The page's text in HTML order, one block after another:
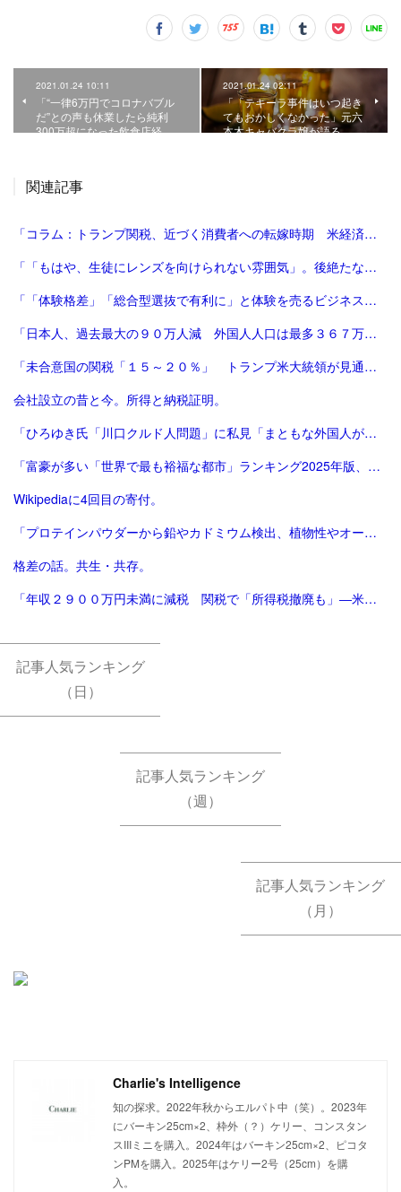
2021.01.24 10:11
「“一律6万円でコロナバブル
だ”との声も休業したら純利
300万超になった飲食店経…
2021.01.24 02:11
「「テキーラ事件はいつ起き
てもおかしくなかった」元六
本木キャバクラ嬢が語る、…
関連記事
「コラム：トランプ関税、近づく消費者への転嫁時期 米経済にどう影響 | ロイター」
「「もはや、生徒にレンズを向けられない雰囲気」。後絶たない教員による盗撮、現場に波紋――運動会や修学旅行控え、先生が萎縮するワケ | 鹿児島のニュース | 南日本新聞デジタル」
「「体験格差」「総合型選抜で有利に」と体験を売るビジネスは”不安商法なのでは”という指摘の増加 #エキスパートトピ（杉浦由美子） - エキスパート - Yahoo!ニュース」
「日本人、過去最大の９０万人減 外国人人口は最多３６７万人―総務省：時事ドットコム」
「未合意国の関税「１５～２０％」 トランプ米大統領が見通し：時事ドットコム」
会社設立の昔と今。所得と納税証明。
「ひろゆき氏「川口クルド人問題」に私見「まともな外国人が損するので不法就労には厳しくすべき」 - 芸能 : 日刊スポーツ」
「富豪が多い「世界で最も裕福な都市」ランキング2025年版、東京が2年連続3位 | Forbes JAPAN 公式サイト（フォーブス ジャパン）」
Wikipediaに4回目の寄付。
「プロテインパウダーから鉛やカドミウム検出、植物性やオーガニック製品は数倍の含有量 - CNN.co.jp」
格差の話。共生・共存。
「年収２９００万円未満に減税 関税で「所得税撤廃も」―米大統領：時事ドットコム」
記事人気ランキング
（日）
記事人気ランキング
（週）
記事人気ランキング
（月）
Charlie's Intelligence
知の探求。2022年秋からエルパト中（笑）。2023年
にバーキン25cm×2、枠外（？）ケリー、コンスタン
スIIIミニを購入。2024年はバーキン25cm×2、ピコタ
ンPMを購入。2025年はケリー2号（25cm）を購
入。